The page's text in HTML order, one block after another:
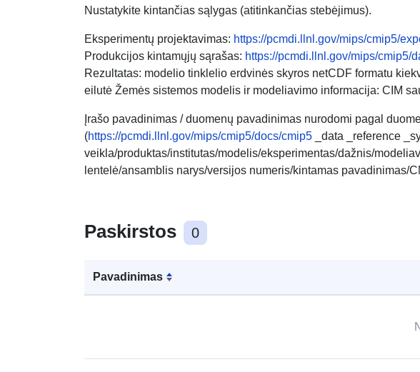
Nustatykite kintančias sąlygas (atitinkančias stebėjimus).
Eksperimentų projektavimas: https://pcmdi.llnl.gov/mips/cmip5/
Produkcijos kintamųjų sąrašas: https://pcmdi.llnl.gov/mips/cmip5/
Rezultatas: modelio tinklelio erdvinės skyros netCDF formatu
eilutė Žemės sistemos modelis ir modeliavimo informacija: CIM
Įrašo pavadinimas / duomenų pavadinimas nurodomi pagal
(https://pcmdi.llnl.gov/mips/cmip5/docs/cmip5 _data _reference
veikla/produktas/institutas/modelis/eksperimentas/dažnis/
lentelė/ansamblis narys/versijos numeris/kintamas pavadinimas/
Paskirstos 0
Pavadinimas